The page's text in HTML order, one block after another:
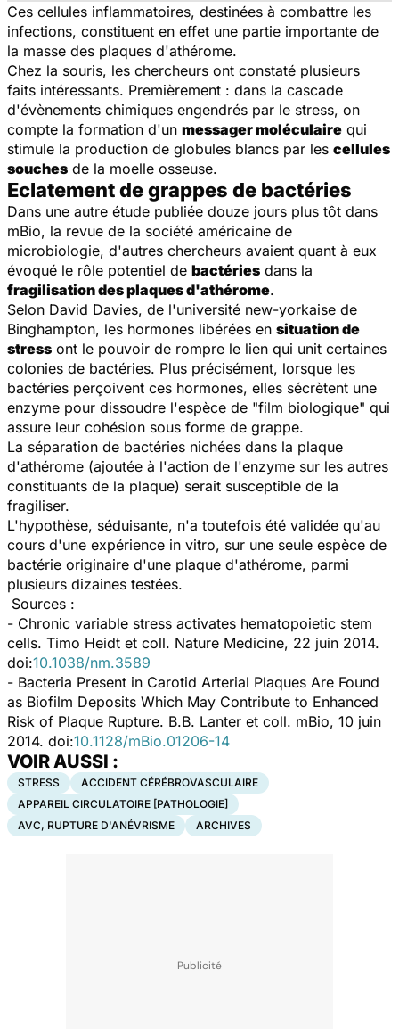
Ces cellules inflammatoires, destinées à combattre les
infections, constituent en effet une partie importante de
la masse des plaques d'athérome.
Chez la souris, les chercheurs ont constaté plusieurs
faits intéressants. Premièrement : dans la cascade
d'évènements chimiques engendrés par le stress, on
compte la formation d'un messager moléculaire qui
stimule la production de globules blancs par les cellules
souches de la moelle osseuse.
Eclatement de grappes de bactéries
Dans une autre étude publiée douze jours plus tôt dans
mBio, la revue de la société américaine de
microbiologie, d'autres chercheurs avaient quant à eux
évoqué le rôle potentiel de bactéries dans la
fragilisation des plaques d'athérome.
Selon David Davies, de l'université new-yorkaise de
Binghampton, les hormones libérées en situation de
stress ont le pouvoir de rompre le lien qui unit certaines
colonies de bactéries. Plus précisément, lorsque les
bactéries perçoivent ces hormones, elles sécrètent une
enzyme pour dissoudre l'espèce de "film biologique" qui
assure leur cohésion sous forme de grappe.
La séparation de bactéries nichées dans la plaque
d'athérome (ajoutée à l'action de l'enzyme sur les autres
constituants de la plaque) serait susceptible de la
fragiliser.
L'hypothèse, séduisante, n'a toutefois été validée qu'au
cours d'une expérience in vitro, sur une seule espèce de
bactérie originaire d'une plaque d'athérome, parmi
plusieurs dizaines testées.
Sources :
- Chronic variable stress activates hematopoietic stem
cells. Timo Heidt et coll. Nature Medicine, 22 juin 2014.
doi:10.1038/nm.3589
- Bacteria Present in Carotid Arterial Plaques Are Found
as Biofilm Deposits Which May Contribute to Enhanced
Risk of Plaque Rupture. B.B. Lanter et coll. mBio, 10 juin
2014. doi:10.1128/mBio.01206-14
VOIR AUSSI :
STRESS
ACCIDENT CÉRÉBROVASCULAIRE
APPAREIL CIRCULATOIRE [PATHOLOGIE]
AVC, RUPTURE D'ANÉVRISME
ARCHIVES